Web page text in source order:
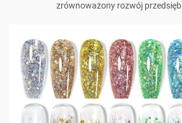
zrównoważony rozwój